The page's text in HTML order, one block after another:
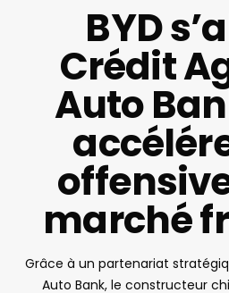
BYD
Crédit
Auto
marché
Grâce à un partenariat
Auto Bank, le constructeur